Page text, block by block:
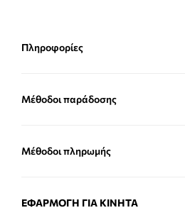
Πληροφορίες
Μέθοδοι παράδοσης
Μέθοδοι πληρωμής
ΕΦΑΡΜΟΓΉ ΓΙΑ ΚΙΝΗΤΆ